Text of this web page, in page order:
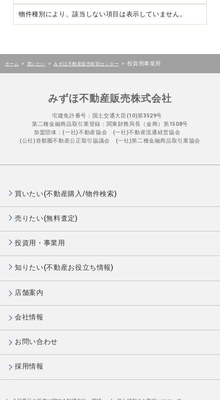
物件種別により、該当しない項目は表示していません。
ホーム > 買いたい > みずほ不動産販売町田センター > 投資用事業用
みずほ不動産販売株式会社
宅建免許番号：国土交通大臣(10)第3529号
第二種金融商品取引業登録：関東財務局長（金商）第1508号
加盟団体：(一社)不動産協会 (一社)不動産流通経営協会
(公社)首都圏不動産公正取引協議会 (一社)第二種金融商品取引業協会
買いたい(不動産購入/物件検索)
売りたい(無料査定)
投資用・事業用
知りたい(不動産お役立ち情報)
店舗案内
会社情報
お問い合わせ
採用情報